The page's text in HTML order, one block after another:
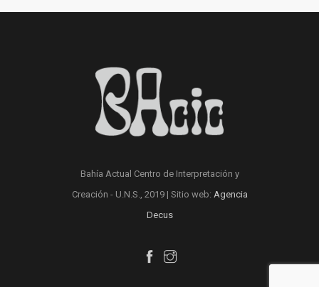
Bahía Actual Centro de Interpretación y
Creación - U.N.S., 2019 | Sitio web: Agencia
Decus